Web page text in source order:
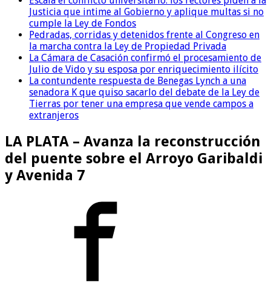
Justicia que intime al Gobierno y aplique multas si no
cumple la Ley de Fondos
Pedradas, corridas y detenidos frente al Congreso en
la marcha contra la Ley de Propiedad Privada
La Cámara de Casación confirmó el procesamiento de
Julio de Vido y su esposa por enriquecimiento ilícito
La contundente respuesta de Benegas Lynch a una
senadora K que quiso sacarlo del debate de la Ley de
Tierras por tener una empresa que vende campos a
extranjeros
LA PLATA – Avanza la reconstrucción
del puente sobre el Arroyo Garibaldi
y Avenida 7